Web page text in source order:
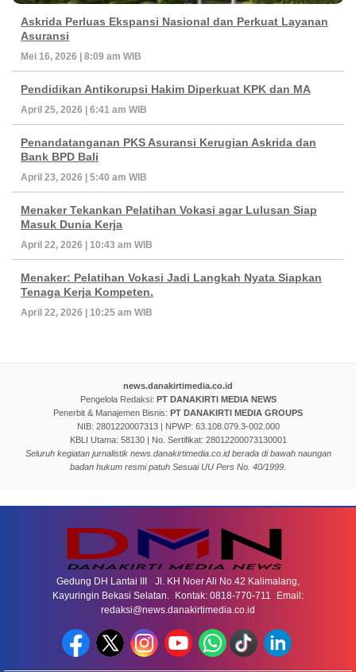
Askrida Perluas Ekspansi Nasional dan Perkuat Layanan
Asuransi
Mei 16, 2026 | 8:09 am WIB
Pendidikan Antikorupsi Hakim Diperkuat KPK dan MA
April 25, 2026 | 6:41 am WIB
Penandatanganan PKS Asuransi Kerugian Askrida dan
Bank BPD Bali
April 23, 2026 | 5:40 am WIB
Menaker Tekankan Pelatihan Vokasi agar Lulusan Siap
Masuk Dunia Kerja
April 22, 2026 | 10:43 am WIB
Menaker: Pelatihan Vokasi Jadi Langkah Nyata Siapkan
Tenaga Kerja Kompeten.
April 22, 2026 | 10:25 am WIB
news.danakirtimedia.co.id
Pengelola Redaksi: PT DANAKIRTI MEDIA NEWS
Penerbit & Manajemen Bisnis: PT DANAKIRTI MEDIA GROUPS
NIB: 2801220007313 | NPWP: 63.108.079.3-002.000
KBLI Utama: 58130 | No. Sertifikat: 28012200073130001
Seluruh kegiatan jurnalistik news.danakirtimedia.co.id berada di bawah naungan
badan hukum resmi patuh Sesuai UU Pers No. 40/1999.
Gedung DH Lantai III Jl. KH Noer Ali No.42 Kalimalang,
Kayuringin Bekasi Selatan. Kontak: 0818-770-711 Email:
redaksi@news.danakirtimedia.co.id